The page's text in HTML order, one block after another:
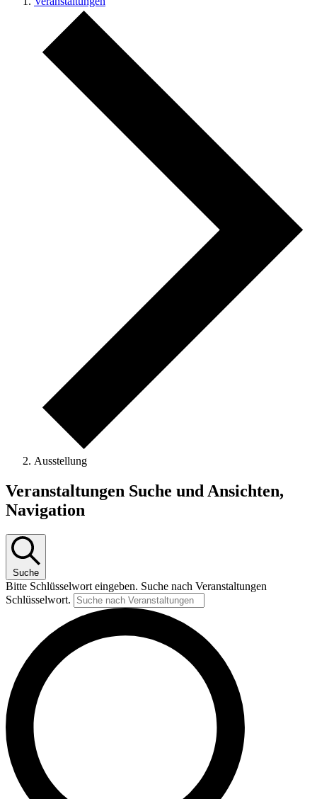
Ausstellung
Veranstaltungen
für
August
2026
Veranstaltungen Suche und Ansichten,
Navigation
Suche
Bitte Schlüsselwort eingeben. Suche nach Veranstaltungen
Schlüsselwort.